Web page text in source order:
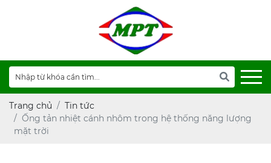
Trang chủ
Tin tức
Ống tản nhiệt cánh nhôm trong hệ thống năng lượng
mặt trời